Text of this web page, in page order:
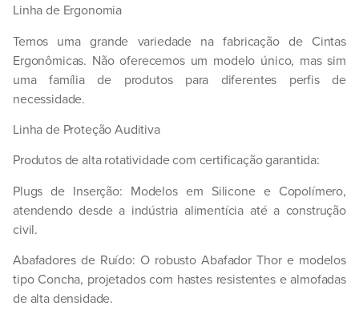
Linha de Ergonomia
Temos uma grande variedade na fabricação de Cintas
Ergonômicas. Não oferecemos um modelo único, mas sim
uma família de produtos para diferentes perfis de
necessidade.
Linha de Proteção Auditiva
Produtos de alta rotatividade com certificação garantida:
Plugs de Inserção: Modelos em Siliconee Copolímero,
atendendo desde a indústria alimentícia até a construção
civil.
Abafadores de Ruído: O robustoAbafador Thore modelos
tipo Concha, projetados com hastes resistentes e almofadas
de alta densidade.